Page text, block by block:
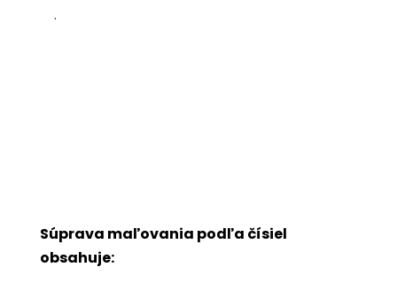
.
Súprava maľovania podľa čísiel
obsahuje: